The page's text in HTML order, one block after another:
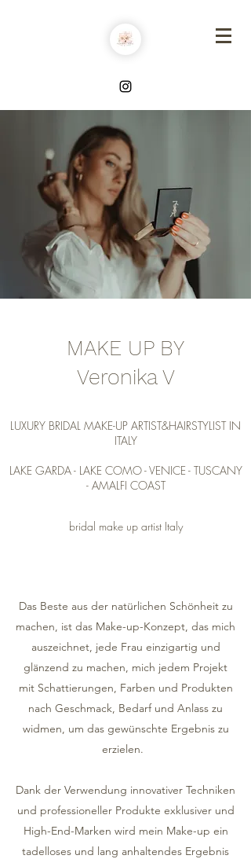
MAKE UP BY
Veronika V
LUXURY BRIDAL MAKE-UP ARTIST&HAIRSTYLIST IN
ITALY
LAKE GARDA - LAKE COMO - VENICE - TUSCANY
- AMALFI COAST
bridal make up artist Italy
Das Beste aus der natürlichen Schönheit zu
machen, ist das Make-up-Konzept, das mich
auszeichnet, jede Frau einzigartig und
glänzend zu machen, mich jedem Projekt
mit Schattierungen, Farben und Produkten
nach Geschmack, Bedarf und Anlass zu
widmen, um das gewünschte Ergebnis zu
erzielen.
Dank der Verwendung innovativer Techniken
und professioneller Produkte exklusiver und
High-End-Marken wird mein Make-up ein
tadelloses und lang anhaltendes Ergebnis